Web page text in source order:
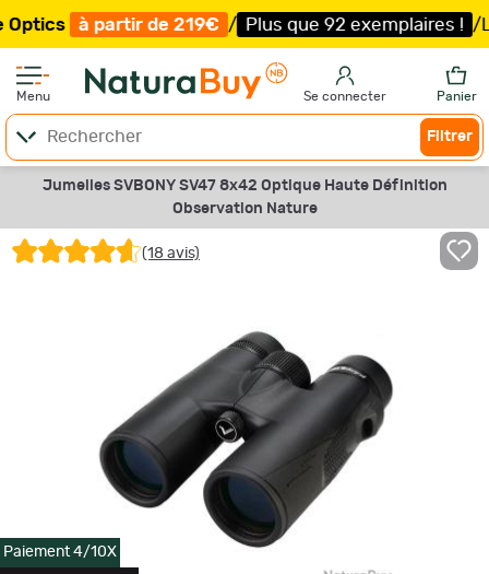
partir de 219€ / Plus que 92 exemplaires ! /Livraison
Menu Se connecter Panier
Filtrer
Jumelles SVBONY SV47 8x42 Optique Haute Définition
Observation Nature
(18 avis)
Paiement 4/10X